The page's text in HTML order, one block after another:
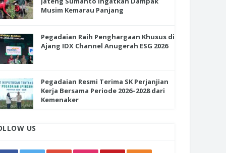
Musim Kemarau Panjang
Pegadaian Raih Penghargaan Khusus di
Ajang IDX Channel Anugerah ESG 2026
Pegadaian Resmi Terima SK Perjanjian
Kerja Bersama Periode 2026–2028 dari
Kemenaker
US